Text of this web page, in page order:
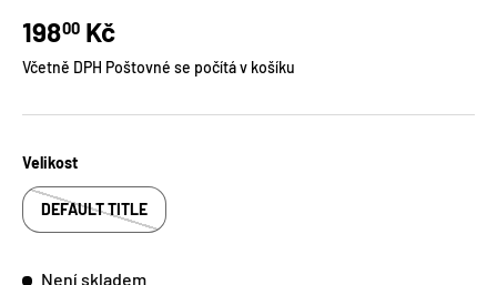
Běžná cena
19800 Kč
Včetně DPH Poštovné se počítá v košíku
Velikost
DEFAULT TITLE
Není skladem